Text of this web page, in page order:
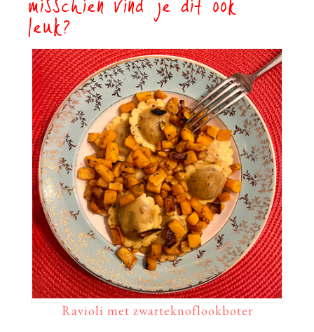
misschien vind je dit ook
leuk?
Ravioli met zwarteknoflookboter